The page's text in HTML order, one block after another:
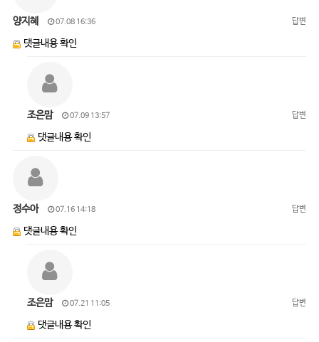
양지혜 07.08 16:36 답변
댓글내용 확인
조은맘 07.09 13:57 답변
댓글내용 확인
정수아 07.16 14:18 답변
댓글내용 확인
조은맘 07.21 11:05 답변
댓글내용 확인